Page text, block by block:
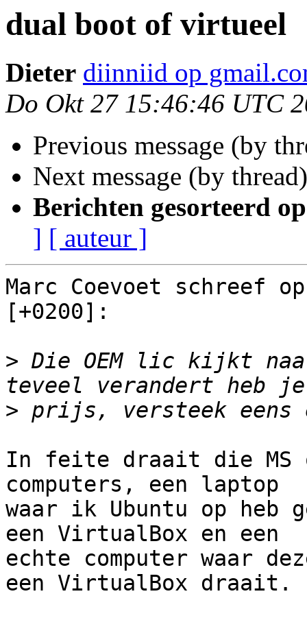
dual boot of virtueel
Dieter diinniid op
Do Okt 27 15:46:46 UTC
Previous message (by
Next message (by
Berichten gesorteerd
] [ auteur ]
Marc Coevoet schreef
[+0200]:
> Die OEM lic kijkt
>
In feite draait die MS
computers, een laptop
waar ik Ubuntu op heb
een VirtualBox en een
echte computer waar
een VirtualBox draait.